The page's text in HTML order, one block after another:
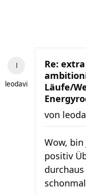
leodavi
Re:
Läufe/
von
Wow,
positiv